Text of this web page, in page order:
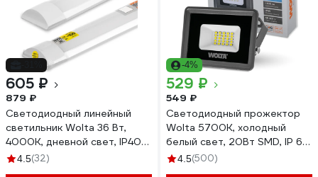
605 ₽
879 ₽
Светодиодный линейный
светильник Wolta 36 Вт,
4000К, дневной свет, IP40
WLFS36W03
4.5(32)
-4%
529 ₽
549 ₽
Светодиодный прожектор
Wolta 5700K, холодный
белый свет, 20Вт SMD, IP 65,
IK08, WFL-20W/06
4.5(500)